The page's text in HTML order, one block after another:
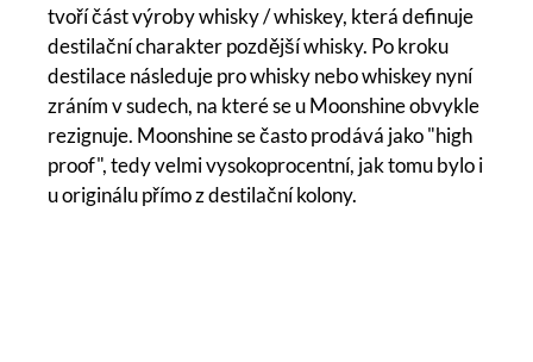
tvoří část výroby whisky / whiskey, která definuje
destilační charakter pozdější whisky. Po kroku
destilace následuje pro whisky nebo whiskey nyní
zráním v sudech, na které se u Moonshine obvykle
rezignuje. Moonshine se často prodává jako "high
proof", tedy velmi vysokoprocentní, jak tomu bylo i
u originálu přímo z destilační kolony.